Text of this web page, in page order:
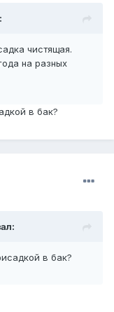
чистящая.
на разных
в бак?
в бак?